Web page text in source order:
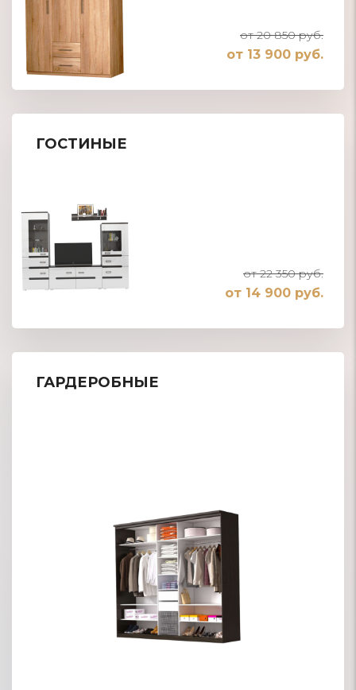
от 20 850 руб.
от 13 900 руб.
ГОСТИНЫЕ
от 22 350 руб.
от 14 900 руб.
ГАРДЕРОБНЫЕ